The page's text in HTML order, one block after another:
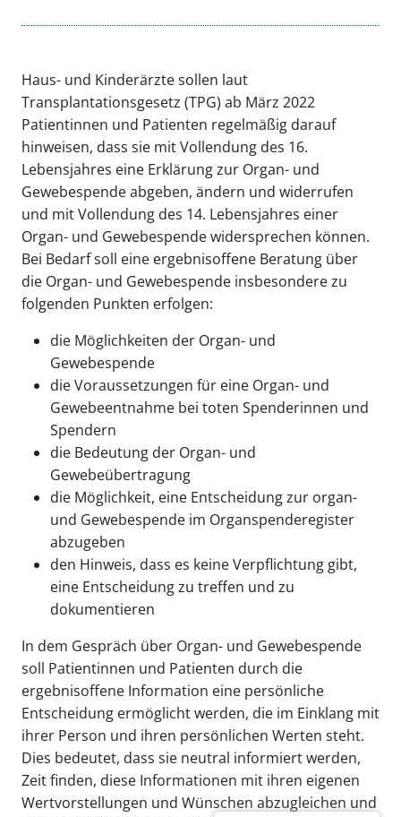
Haus- und Kinderärzte sollen laut
Transplantationsgesetz (TPG) ab März 2022
Patientinnen und Patienten regelmäßig darauf
hinweisen, dass sie mit Vollendung des 16.
Lebensjahres eine Erklärung zur Organ- und
Gewebespende abgeben, ändern und widerrufen
und mit Vollendung des 14. Lebensjahres einer
Organ- und Gewebespende widersprechen können.
Bei Bedarf soll eine ergebnisoffene Beratung über
die Organ- und Gewebespende insbesondere zu
folgenden Punkten erfolgen:
die Möglichkeiten der Organ- und
Gewebespende
die Voraussetzungen für eine Organ- und
Gewebeentnahme bei toten Spenderinnen und
Spendern
die Bedeutung der Organ- und
Gewebeübertragung
die Möglichkeit, eine Entscheidung zur organ-
und Gewebespende im Organspenderegister
abzugeben
den Hinweis, dass es keine Verpflichtung gibt,
eine Entscheidung zu treffen und zu
dokumentieren
In dem Gespräch über Organ- und Gewebespende
soll Patientinnen und Patienten durch die
ergebnisoffene Information eine persönliche
Entscheidung ermöglicht werden, die im Einklang mit
ihrer Person und ihren persönlichen Werten steht.
Dies bedeutet, dass sie neutral informiert werden,
Zeit finden, diese Informationen mit ihren eigenen
Wertvorstellungen und Wünschen abzugleichen und